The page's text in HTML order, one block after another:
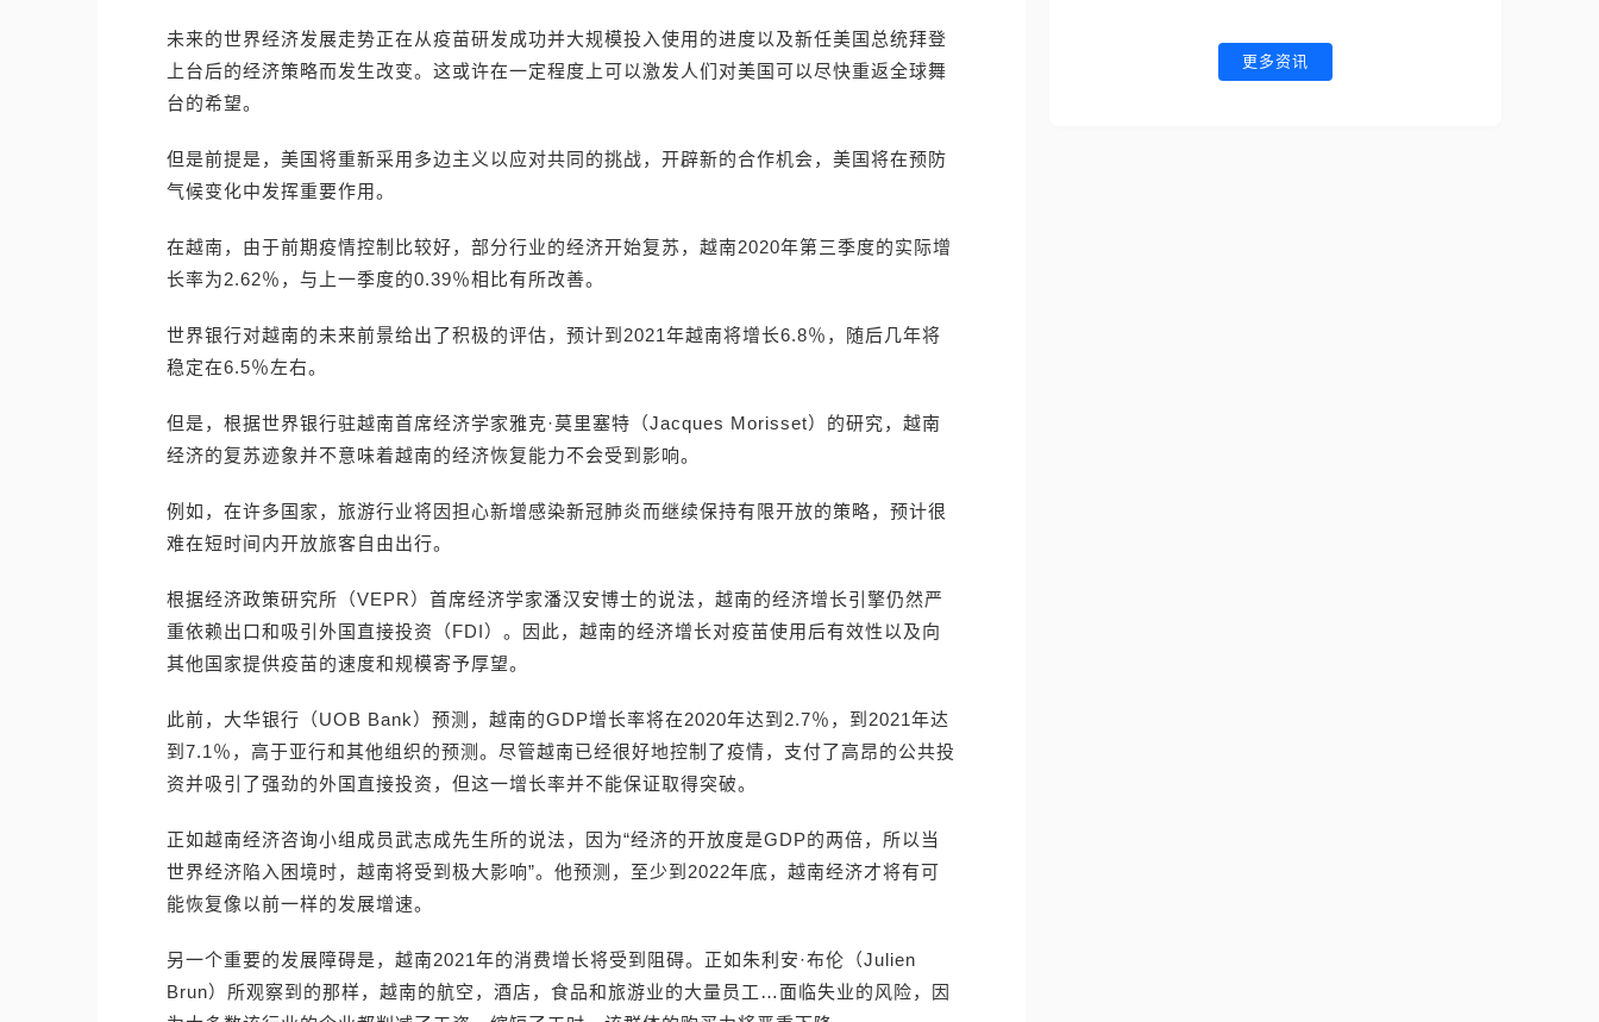
未来的世界经济发展走势正在从疫苗研发成功并大规模投入使用的进度以及新任美国总统拜登
上台后的经济策略而发生改变。这或许在一定程度上可以激发人们对美国可以尽快重返全球舞
台的希望。
但是前提是，美国将重新采用多边主义以应对共同的挑战，开辟新的合作机会，美国将在预防
气候变化中发挥重要作用。
在越南，由于前期疫情控制比较好，部分行业的经济开始复苏，越南2020年第三季度的实际增
长率为2.62％，与上一季度的0.39％相比有所改善。
世界银行对越南的未来前景给出了积极的评估，预计到2021年越南将增长6.8％，随后几年将
稳定在6.5％左右。
但是，根据世界银行驻越南首席经济学家雅克·莫里塞特（Jacques Morisset）的研究，越南
经济的复苏迹象并不意味着越南的经济恢复能力不会受到影响。
例如，在许多国家，旅游行业将因担心新增感染新冠肺炎而继续保持有限开放的策略，预计很
难在短时间内开放旅客自由出行。
根据经济政策研究所（VEPR）首席经济学家潘汉安博士的说法，越南的经济增长引擎仍然严
重依赖出口和吸引外国直接投资（FDI）。因此，越南的经济增长对疫苗使用后有效性以及向
其他国家提供疫苗的速度和规模寄予厚望。
此前，大华银行（UOB Bank）预测，越南的GDP增长率将在2020年达到2.7％，到2021年达
到7.1％，高于亚行和其他组织的预测。尽管越南已经很好地控制了疫情，支付了高昂的公共投
资并吸引了强劲的外国直接投资，但这一增长率并不能保证取得突破。
正如越南经济咨询小组成员武志成先生所的说法，因为“经济的开放度是GDP的两倍，所以当
世界经济陷入困境时，越南将受到极大影响”。他预测，至少到2022年底，越南经济才将有可
能恢复像以前一样的发展增速。
另一个重要的发展障碍是，越南2021年的消费增长将受到阻碍。正如朱利安·布伦（Julien
Brun）所观察到的那样，越南的航空，酒店，食品和旅游业的大量员工…面临失业的风险，因
更多资讯